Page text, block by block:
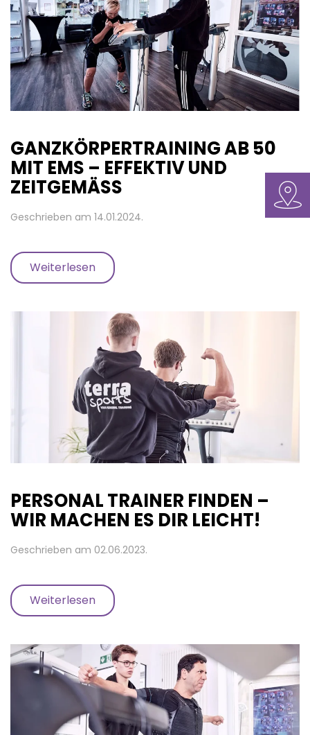
GANZKÖRPERTRAINING AB 50
MIT EMS – EFFEKTIV UND
ZEITGEMÄSS
Geschrieben am 14.01.2024.
Weiterlesen
PERSONAL TRAINER FINDEN –
WIR MACHEN ES DIR LEICHT!
Geschrieben am 02.06.2023.
Weiterlesen